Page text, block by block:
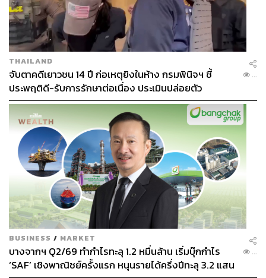
THAILAND
จับตาคดีเยาวชน 14 ปี ก่อเหตุยิงในห้าง กรมพินิจฯ ชี้
ประพฤติดี-รับการรักษาต่อเนื่อง ประเมินปล่อยตัว
...
BUSINESS / MARKET
บางจากฯ Q2/69 ทำกำไรทะลุ 1.2 หมื่นล้าน เริ่มบุ๊กกำไร
‘SAF’ เชิงพาณิชย์ครั้งแรก หนุนรายได้ครึ่งปีทะลุ 3.2 แสน
...